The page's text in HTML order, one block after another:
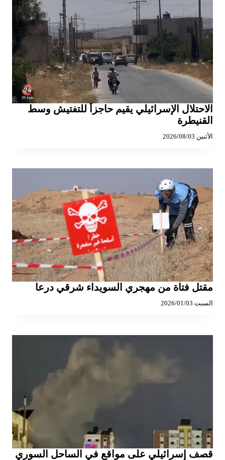
الاحتلال الإسرائيلي يقيم حاجزاً للتفتيش وسط
القنيطرة
الأثنين 2026/08/03
مقتل فتاة من مهجري السويداء شرقي درعا
السبت 2026/01/03
قصف إسرائيلي على مواقع في الساحل السوري